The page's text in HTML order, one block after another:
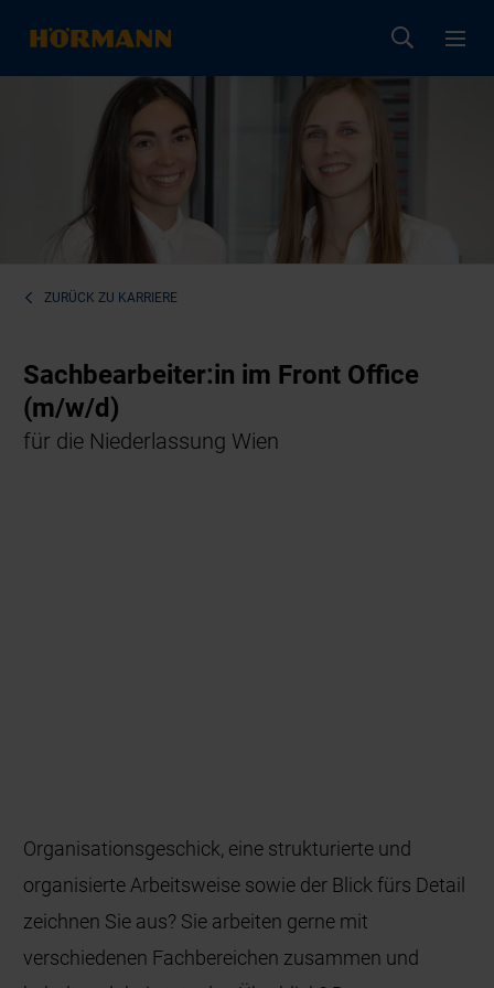
ZURÜCK ZU KARRIERE
Sachbearbeiter:in im Front Office
(m/w/d)
für die Niederlassung Wien
Organisationsgeschick, eine strukturierte und
organisierte Arbeitsweise sowie der Blick fürs Detail
zeichnen Sie aus? Sie arbeiten gerne mit
verschiedenen Fachbereichen zusammen und